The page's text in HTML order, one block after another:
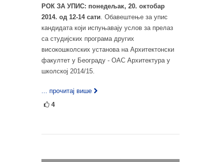
РОК ЗА УПИС: понедељак, 20. октобар
2014. од 12-14 сати. Обавештење за упис
кандидата који испуњавају услов за прелаз
са студијских програма других
високошколских установа на Архитектонски
факултет у Београду - ОАС Архитектура у
школској 2014/15.
... прочитај више
4